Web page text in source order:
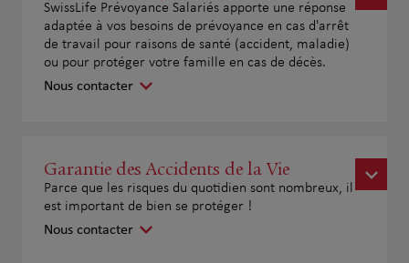
SwissLife Prévoyance Salariés apporte une réponse
adaptée à vos besoins de prévoyance en cas d'arrêt
de travail pour raisons de santé (accident, maladie)
ou pour protéger votre famille en cas de décès.
Nous contacter
Garantie des Accidents de la Vie
Parce que les risques du quotidien sont nombreux, il
est important de bien se protéger !
Nous contacter